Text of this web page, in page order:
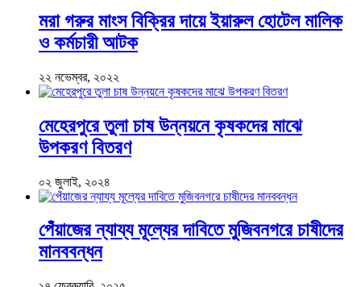
মরা গরুর মাংস বিক্রির দায়ে ইয়ারুল হোটেল মালিক
ও কর্মচারী আটক
২২ নভেম্বর, ২০২২
মেহেরপুরে তুলা চাষ উন্নয়নে কৃষকদের মাঝে
উপকরণ বিতরণ
০২ জুলাই, ২০২৪
পেঁয়াজের ন্যায্য মূল্যের দাবিতে মুজিবনগরে চাষীদের
মানববন্ধন